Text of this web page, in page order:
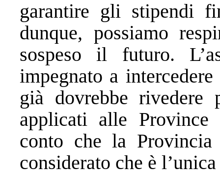
garantire gli stipendi
dunque, possiamo
sospeso il futuro.
impegnato a
già dovrebbe
applicati alle
conto che la
considerato che è